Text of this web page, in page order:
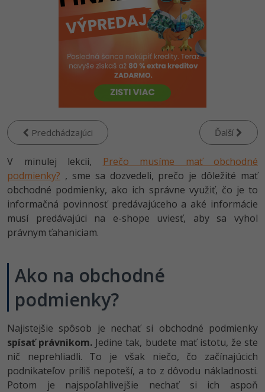
Python -80%
-80%
PHP -80%
-80%
Céčko -80%
VB.NET
SQL
Algoritmy
Pre deti
Viac
WordPress
-30%
Copywriting
MS Office
Google Dokumenty
Time management
Fórum
Linux a UNIX
Siete
Kybernetická bezpečnost
Elektronický podpis
Windows
Photoshop -80%
Adobe Lightroom -30%
-15%
Adobe InDesign
Adobe After Effects
Blender -80%
Inkscape
Video
Ostatné
Fórum
Predchádzajúci Ďalší
V minulej lekcii,
Prečo musíme mať obchodné
podmienky? , sme sa dozvedeli, prečo je dôležité mať
obchodné podmienky, ako ich správne využiť, čo je to
informačná povinnosť predávajúceho a aké informácie
musí predávajúci na e-shope uviesť, aby sa vyhol
právnym ťahaniciam.
Ako na obchodné
podmienky?
Najistejšie spôsob je nechať si obchodné podmienky
spísať právnikom. Jedine tak, budete mať istotu, že ste
nič neprehliadli. To je však niečo, čo začínajúcich
podnikateľov príliš nepoteší, a to z dôvodu nákladnosti.
Potom je najspoľahlivejšie nechať si ich aspoň